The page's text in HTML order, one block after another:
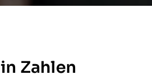
in Zahlen